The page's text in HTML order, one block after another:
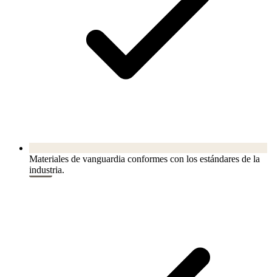
Materiales de vanguardia conformes con los estándares de la
industria.